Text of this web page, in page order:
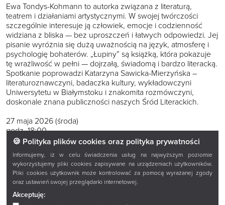
🍪 Polityka plików cookies oraz polityka prywatności
Informujemy, iż w celu świadczenia usług na najwyższym poziomie
wykorzystujemy pliki cookies zapisywane na urządzeniach użytkowników.
Pliki cookies użytkownik może kontrolować za pomocą wyrażanej zgody
oraz ustawień swojej przeglądarki internetowej.
Akceptuję:
Ewa Tondys-Kohmann to autorka związana z literaturą,
teatrem i działaniami artystycznymi. W swojej twórczości
szczególnie interesuje ją człowiek, emocje i codzienność
widziana z bliska — bez uproszczeń i łatwych odpowiedzi. Jej
pisanie wyróżnia się dużą uważnością na język, atmosferę i
psychologię bohaterów. „Łupiny” są książką, która pokazuje
tę wrażliwość w pełni — dojrzałą, świadomą i bardzo literacką.
Spotkanie poprowadzi Katarzyna Sawicka-Mierzyńska –
literaturoznawczyni, badaczka kultury, wykładowczyni
Uniwersytetu w Białymstoku i znakomita rozmówczyni,
doskonale znana publiczności naszych Śród Literackich.
27 maja 2026 (środa)
godz. 18:00
Książnica Podlaska im. Łukasza Górnickiego w Białymstoku
ul. M. Curie-Skłodowskiej 14A
Podczas spotkania będzie można zdobywać kolejne pieczątki
na swoich Kartach Literackich albo dołączyć do naszej
czytelniczej zabawy i rozpocząć własną kolekcję literackich